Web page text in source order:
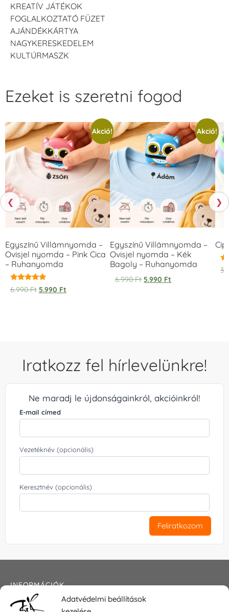
Adatvédelmi beállítások
KREATÍV JÁTÉKOK
FOGLALKOZTATÓ FÜZET
AJÁNDÉKKÁRTYA
NAGYKERESKEDELEM
KULTÚRMASZK
❮
Ezeket is szeretni fogod
Akció!
Egyszínű Villámnyomda –
Ovisjel nyomda – Pink Cica
– Ruhanyomda
Értékelés:
5.00
6.990Ft 5.990 Ft
Akció!
Egyszínű Villámnyomda –
Ovisjel nyomda – Kék
Bagoly – Ruhanyomda
6.990Ft 5.990 Ft
❯
Iratkozz fel hírlevelünkre!
Ne maradj le újdonságainkról, akcióinkról!
E-mail címed
Vezetéknév (opcionális)
Keresztnév (opcionális)
Feliratkozom
INFORMÁCIÓK
Általános szerződési feltételek